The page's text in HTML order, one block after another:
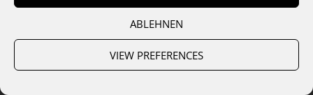
ABLEHNEN
VIEW PREFERENCES
kontakt@verlagholzhausen.at
www.verlagholzhausen.at